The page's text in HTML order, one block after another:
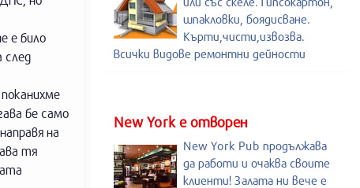
е било
след
бе само
на
тя
шпакловки, боядисване.
Кърти,чисти,извозва.
Всички видове ремонтни дейности
New York е отворен
New York Pub продължава
да работи и очаква своите
клиенти! Залата ни вече е